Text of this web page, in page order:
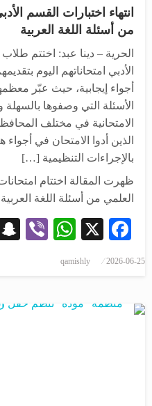
انتهاء اختبارات القسم
من أسئلة اللغة العربية
الحرية – دينا عبد: اختتم
الأدبي امتحاناتهم اليوم
أجواء إيجابية، حيث عبّر
الأسئلة التي وصفوها
الامتحانية في مختلف
الذين أدوا الامتحان في
بالإجراءات التنظيمية […]
ظهرت المقالة اختتام
العلمي من أسئلة اللغة
Facebook
X
2026-06-25
qamishly